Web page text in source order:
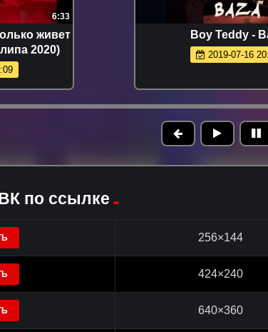
6:33
живет
2020)
Boy Teddy -
2019-07-16
по ссылке
256×144
424×240
640×360